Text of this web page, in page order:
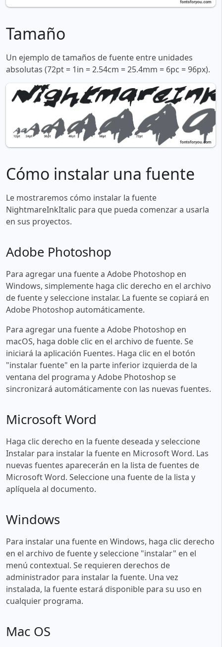
Tamaño
Un ejemplo de tamaños de fuente entre unidades
absolutas (72pt = 1in = 2.54cm = 25.4mm = 6pc = 96px).
Cómo instalar una fuente
Le mostraremos cómo instalar la fuente
NightmareInkItalic para que pueda comenzar a usarla
en sus proyectos.
Adobe Photoshop
Para agregar una fuente a Adobe Photoshop en
Windows, simplemente haga clic derecho en el archivo
de fuente y seleccione instalar. La fuente se copiará en
Adobe Photoshop automáticamente.
Para agregar una fuente a Adobe Photoshop en
macOS, haga doble clic en el archivo de fuente. Se
iniciará la aplicación Fuentes. Haga clic en el botón
"instalar fuente" en la parte inferior izquierda de la
ventana del programa y Adobe Photoshop se
sincronizará automáticamente con las nuevas fuentes.
Microsoft Word
Haga clic derecho en la fuente deseada y seleccione
Instalar para instalar la fuente en Microsoft Word. Las
nuevas fuentes aparecerán en la lista de fuentes de
Microsoft Word. Seleccione una fuente de la lista y
aplíquela al documento.
Windows
Para instalar una fuente en Windows, haga clic derecho
en el archivo de fuente y seleccione "instalar" en el
menú contextual. Se requieren derechos de
administrador para instalar la fuente. Una vez
instalada, la fuente estará disponible para su uso en
cualquier programa.
Mac OS